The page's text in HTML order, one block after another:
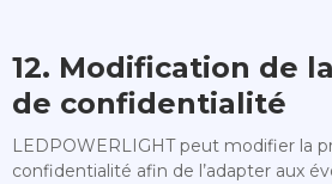
12. Modification de
de confidentialité
LEDPOWERLIGHT peut modifier la
confidentialité afin de l’adapter aux